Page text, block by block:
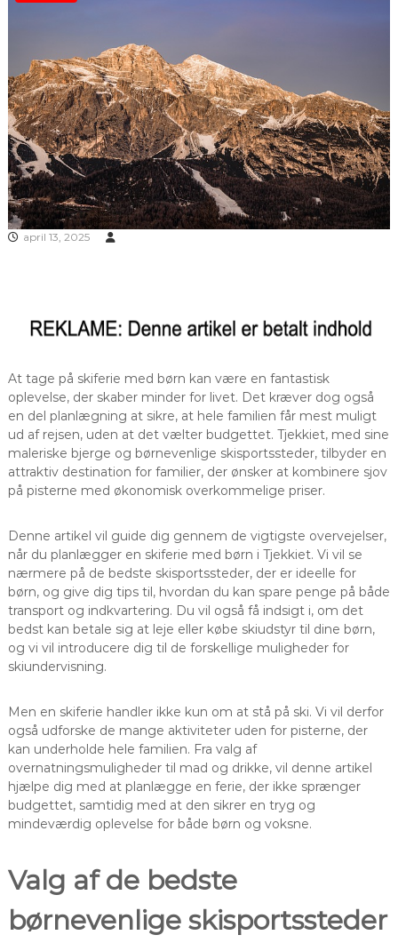
april 13, 2025
At tage på skiferie med børn kan være en fantastisk
oplevelse, der skaber minder for livet. Det kræver dog også
en del planlægning at sikre, at hele familien får mest muligt
ud af rejsen, uden at det vælter budgettet. Tjekkiet, med sine
maleriske bjerge og børnevenlige skisportssteder, tilbyder en
attraktiv destination for familier, der ønsker at kombinere sjov
på pisterne med økonomisk overkommelige priser.
Denne artikel vil guide dig gennem de vigtigste overvejelser,
når du planlægger en skiferie med børn i Tjekkiet. Vi vil se
nærmere på de bedste skisportssteder, der er ideelle for
børn, og give dig tips til, hvordan du kan spare penge på både
transport og indkvartering. Du vil også få indsigt i, om det
bedst kan betale sig at leje eller købe skiudstyr til dine børn,
og vi vil introducere dig til de forskellige muligheder for
skiundervisning.
Men en skiferie handler ikke kun om at stå på ski. Vi vil derfor
også udforske de mange aktiviteter uden for pisterne, der
kan underholde hele familien. Fra valg af
overnatningsmuligheder til mad og drikke, vil denne artikel
hjælpe dig med at planlægge en ferie, der ikke sprænger
budgettet, samtidig med at den sikrer en tryg og
mindeværdig oplevelse for både børn og voksne.
Valg af de bedste
børnevenlige skisportssteder